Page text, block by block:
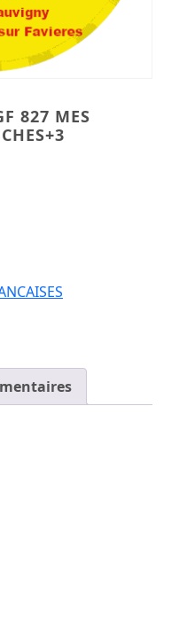
827 MES
EGF 827 MES